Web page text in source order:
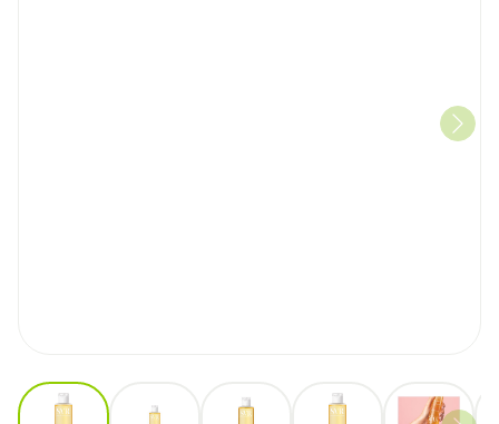
View larger imageView larger imageView larger imageView larger image
View